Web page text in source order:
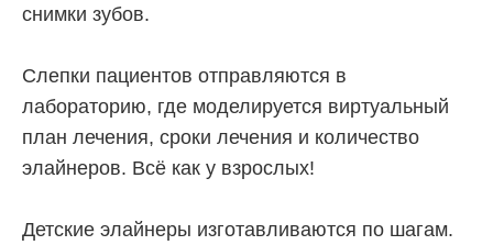
снимки зубов.
Слепки пациентов отправляются в
лабораторию, где моделируется виртуальный
план лечения, сроки лечения и количество
элайнеров. Всё как у взрослых!
Детские элайнеры изготавливаются по шагам.